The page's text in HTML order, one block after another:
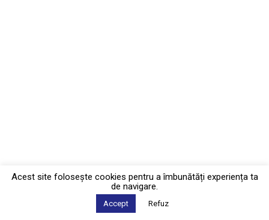
Acest site foloseşte cookies pentru a îmbunătăți experiența ta
de navigare.
Accept Refuz